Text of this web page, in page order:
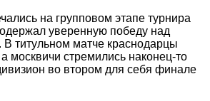
на групповом этапе турнира
уверенную победу над
титульном матче краснодарцы
москвичи стремились наконец-то
во втором для себя финале